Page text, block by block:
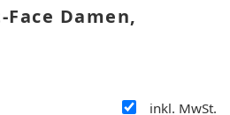
Damen,
inkl. MwSt.